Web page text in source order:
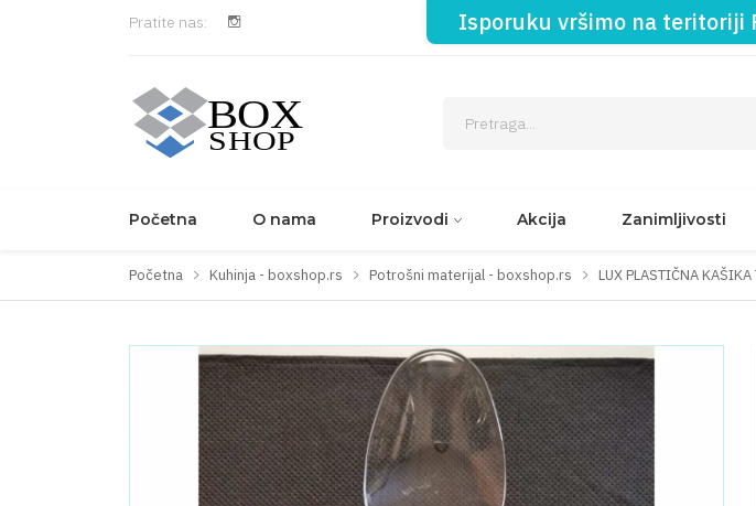
Pratite nas: Isporuku vršimo na teritoriji
Početna O nama Proizvodi Akcija Zanimljivosti
Početna Kuhinja - boxshop.rs Potrošni materijal - boxshop.rs LUX PLASTIČNA